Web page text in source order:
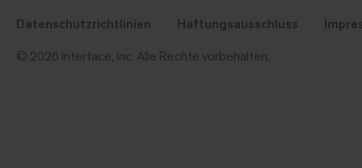
Datenschutzrichtlinien Haftungsausschluss
© 2026 Interface, Inc. Alle Rechte vorbehalten.